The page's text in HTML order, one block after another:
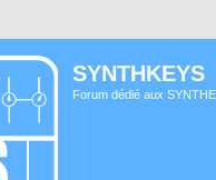
SYNTHKEYS
Forum dédié aux